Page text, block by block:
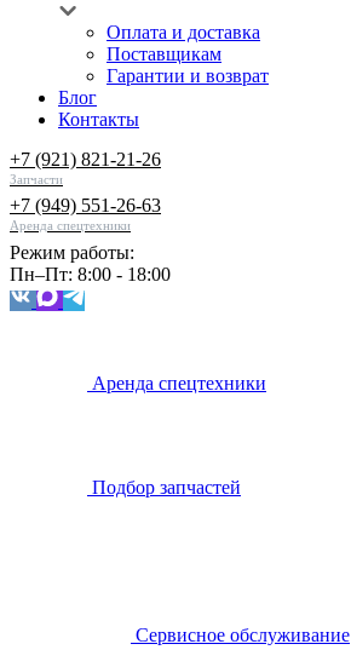
Оплата и доставка
Поставщикам
Гарантии и возврат
Блог
Контакты
+7 (921) 821-21-26
Запчасти
+7 (949) 551-26-63
Аренда спецтехники
Режим работы:
Пн–Пт: 8:00 - 18:00
Аренда спецтехники
Подбор запчастей
Сервисное обслуживание